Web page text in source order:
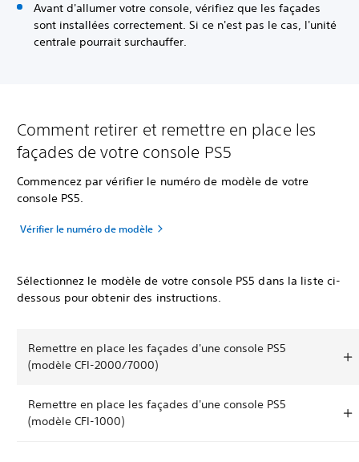
Avant d'allumer votre console, vérifiez que les façades
sont installées correctement. Si ce n'est pas le cas, l'unité
centrale pourrait surchauffer.
Comment retirer et remettre en place les
façades de votre console PS5
Commencez par vérifier le numéro de modèle de votre
console PS5.
Vérifier le numéro de modèle
Sélectionnez le modèle de votre console PS5 dans la liste ci-
dessous pour obtenir des instructions.
Remettre en place les façades d'une console PS5
(modèle CFI-2000/7000)
Remettre en place les façades d'une console PS5
(modèle CFI-1000)